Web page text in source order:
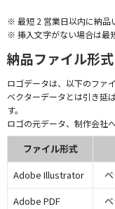
※ 最短 2 営業日以内に納品
※ 挿入文字がない場合は最
納品ファイル形
ロゴデータは、以下のファ
ベクターデータとは引き延
す。
ロゴの元データ、制作会社
ファイル形式
Adobe Illustrator
Adobe PDF